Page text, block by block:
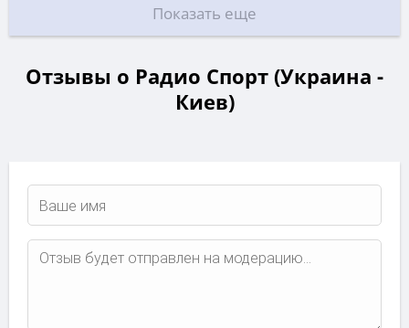
Показать еще
Отзывы о Радио Спорт (Украина -
Киев)